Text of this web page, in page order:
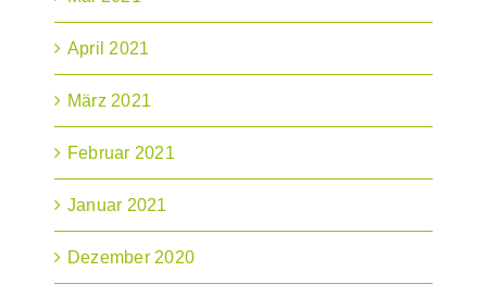
April 2021
März 2021
Februar 2021
Januar 2021
Dezember 2020